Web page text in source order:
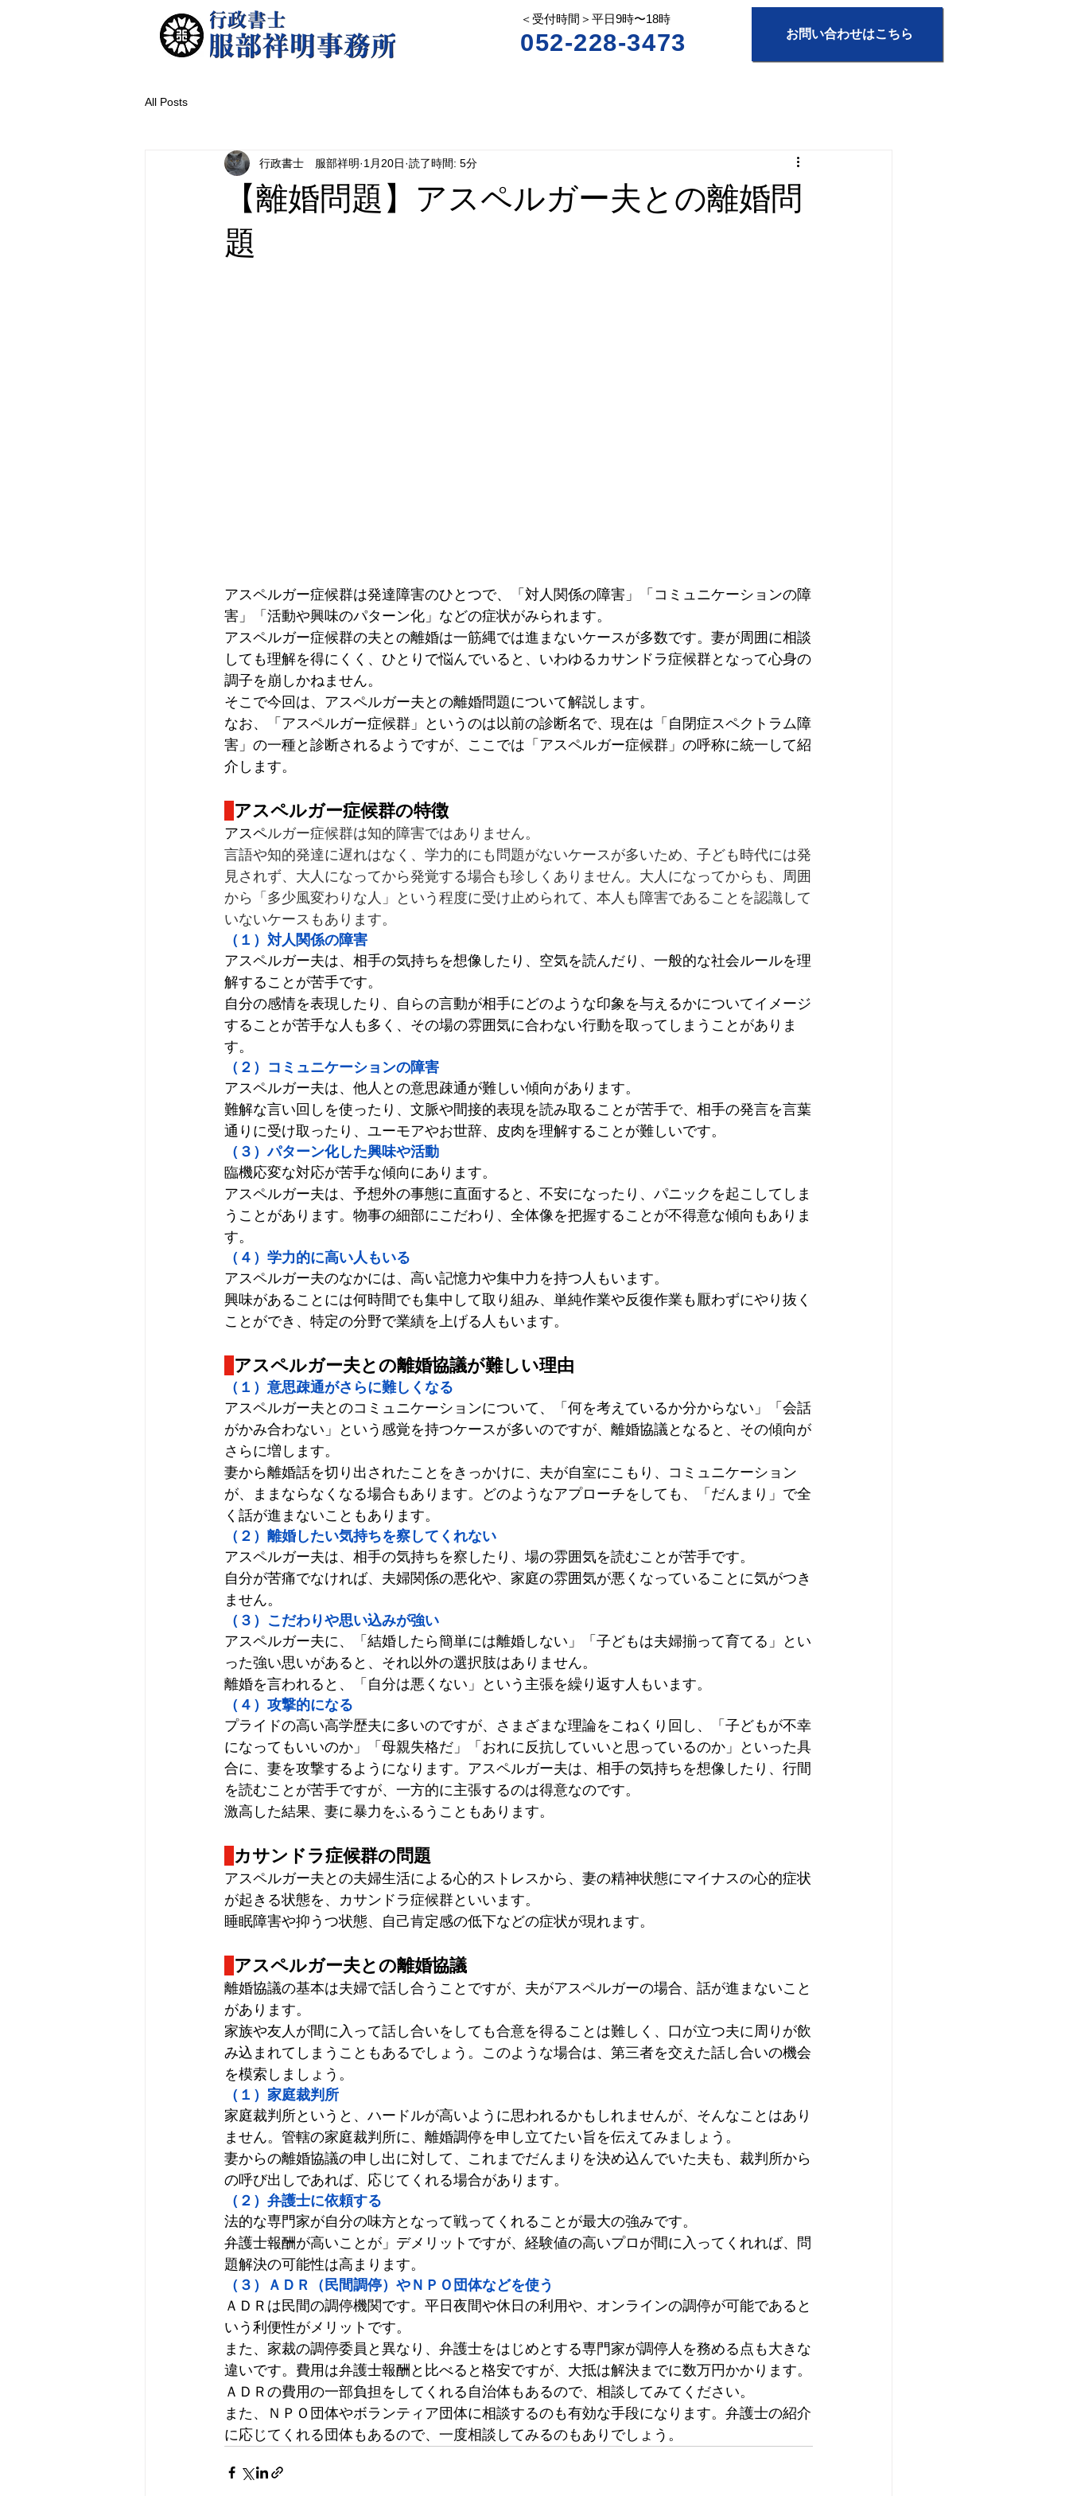
＜受付時間＞平日9時〜18時
052-228-3473 お問い合わせはこちら
All Posts
【離婚問題】アスペルガー夫との離婚問
題
行政書士 服部祥明 1月20日 読了時間: 5分
アスペルガー症候群は発達障害のひとつで、「対人関係の障害」「コミュニケーションの障
害」「活動や興味のパターン化」などの症状がみられます。
アスペルガー症候群の夫との離婚は一筋縄では進まないケースが多数です。妻が周囲に相談
しても理解を得にくく、ひとりで悩んでいると、いわゆるカサンドラ症候群となって心身の
調子を崩しかねません。
そこで今回は、アスペルガー夫との離婚問題について解説します。
なお、「アスペルガー症候群」というのは以前の診断名で、現在は「自閉症スペクトラム障
害」の一種と診断されるようですが、ここでは「アスペルガー症候群」の呼称に統一して紹
介します。
アスペルガー症候群の特徴
アスペルガー症候群は知的障害ではありません。
言語や知的発達に遅れはなく、学力的にも問題がないケースが多いため、子ども時代には発
見されず、大人になってから発覚する場合も珍しくありません。大人になってからも、周囲
から「多少風変わりな人」という程度に受け止められて、本人も障害であることを認識して
いないケースもあります。
（１）対人関係の障害
アスペルガー夫は、相手の気持ちを想像したり、空気を読んだり、一般的な社会ルールを理
解することが苦手です。
自分の感情を表現したり、自らの言動が相手にどのような印象を与えるかについてイメージ
することが苦手な人も多く、その場の雰囲気に合わない行動を取ってしまうことがありま
す。
（２）コミュニケーションの障害
アスペルガー夫は、他人との意思疎通が難しい傾向があります。
難解な言い回しを使ったり、文脈や間接的表現を読み取ることが苦手で、相手の発言を言葉
通りに受け取ったり、ユーモアやお世辞、皮肉を理解することが難しいです。
（３）パターン化した興味や活動
臨機応変な対応が苦手な傾向にあります。
アスペルガー夫は、予想外の事態に直面すると、不安になったり、パニックを起こしてしま
うことがあります。物事の細部にこだわり、全体像を把握することが不得意な傾向もありま
す。
（４）学力的に高い人もいる
アスペルガー夫のなかには、高い記憶力や集中力を持つ人もいます。
興味があることには何時間でも集中して取り組み、単純作業や反復作業も厭わずにやり抜く
ことができ、特定の分野で業績を上げる人もいます。
アスペルガー夫との離婚協議が難しい理由
（１）意思疎通がさらに難しくなる
アスペルガー夫とのコミュニケーションについて、「何を考えているか分からない」「会話
がかみ合わない」という感覚を持つケースが多いのですが、離婚協議となると、その傾向が
さらに増します。
妻から離婚話を切り出されたことをきっかけに、夫が自室にこもり、コミュニケーション
が、ままならなくなる場合もあります。どのようなアプローチをしても、「だんまり」で全
く話が進まないこともあります。
（２）離婚したい気持ちを察してくれない
アスペルガー夫は、相手の気持ちを察したり、場の雰囲気を読むことが苦手です。
自分が苦痛でなければ、夫婦関係の悪化や、家庭の雰囲気が悪くなっていることに気がつき
ません。
（３）こだわりや思い込みが強い
アスペルガー夫に、「結婚したら簡単には離婚しない」「子どもは夫婦揃って育てる」とい
った強い思いがあると、それ以外の選択肢はありません。
離婚を言われると、「自分は悪くない」という主張を繰り返す人もいます。
（４）攻撃的になる
プライドの高い高学歴夫に多いのですが、さまざまな理論をこねくり回し、「子どもが不幸
になってもいいのか」「母親失格だ」「おれに反抗していいと思っているのか」といった具
合に、妻を攻撃するようになります。アスペルガー夫は、相手の気持ちを想像したり、行間
を読むことが苦手ですが、一方的に主張するのは得意なのです。
激高した結果、妻に暴力をふるうこともあります。
カサンドラ症候群の問題
アスペルガー夫との夫婦生活による心的ストレスから、妻の精神状態にマイナスの心的症状
が起きる状態を、カサンドラ症候群といいます。
睡眠障害や抑うつ状態、自己肯定感の低下などの症状が現れます。
アスペルガー夫との離婚協議
離婚協議の基本は夫婦で話し合うことですが、夫がアスペルガーの場合、話が進まないこと
があります。
家族や友人が間に入って話し合いをしても合意を得ることは難しく、口が立つ夫に周りが飲
み込まれてしまうこともあるでしょう。このような場合は、第三者を交えた話し合いの機会
を模索しましょう。
（１）家庭裁判所
家庭裁判所というと、ハードルが高いように思われるかもしれませんが、そんなことはあり
ません。管轄の家庭裁判所に、離婚調停を申し立てたい旨を伝えてみましょう。
妻からの離婚協議の申し出に対して、これまでだんまりを決め込んでいた夫も、裁判所から
の呼び出しであれば、応じてくれる場合があります。
（２）弁護士に依頼する
法的な専門家が自分の味方となって戦ってくれることが最大の強みです。
弁護士報酬が高いことが」デメリットですが、経験値の高いプロが間に入ってくれれば、問
題解決の可能性は高まります。
（３）ＡＤＲ（民間調停）やＮＰＯ団体などを使う
ＡＤＲは民間の調停機関です。平日夜間や休日の利用や、オンラインの調停が可能であると
いう利便性がメリットです。
また、家裁の調停委員と異なり、弁護士をはじめとする専門家が調停人を務める点も大きな
違いです。費用は弁護士報酬と比べると格安ですが、大抵は解決までに数万円かかります。
ＡＤＲの費用の一部負担をしてくれる自治体もあるので、相談してみてください。
また、ＮＰＯ団体やボランティア団体に相談するのも有効な手段になります。弁護士の紹介
に応じてくれる団体もあるので、一度相談してみるのもありでしょう。